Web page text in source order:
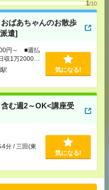
1/10
おばあちゃんのお散歩
遣]
円～ ■週払
1万2000円
気になる!
む週2～OK<講座受
分 / 三田(東
気になる!
ジへ
る！
LINEで送る